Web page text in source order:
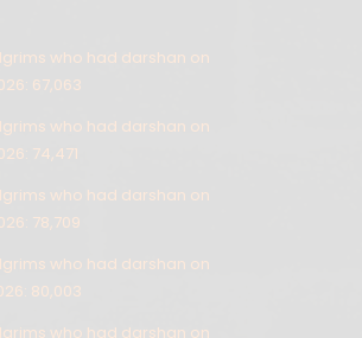
who had darshan on
67,063
who had darshan on
74,471
who had darshan on
78,709
who had darshan on
80,003
who had darshan on